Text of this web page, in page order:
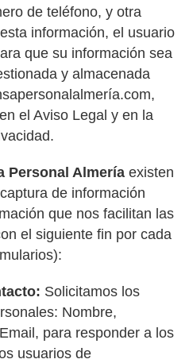
de teléfono, y otra
información, el usuario
que su información sea
y almacenada
el Aviso Legal y en la
Personal Almería existen
de información
que nos facilitan las
el siguiente fin por cada
Solicitamos los
Nombre,
para responder a los
usuarios de